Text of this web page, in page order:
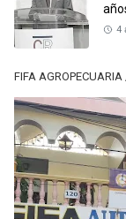
4
FIFA